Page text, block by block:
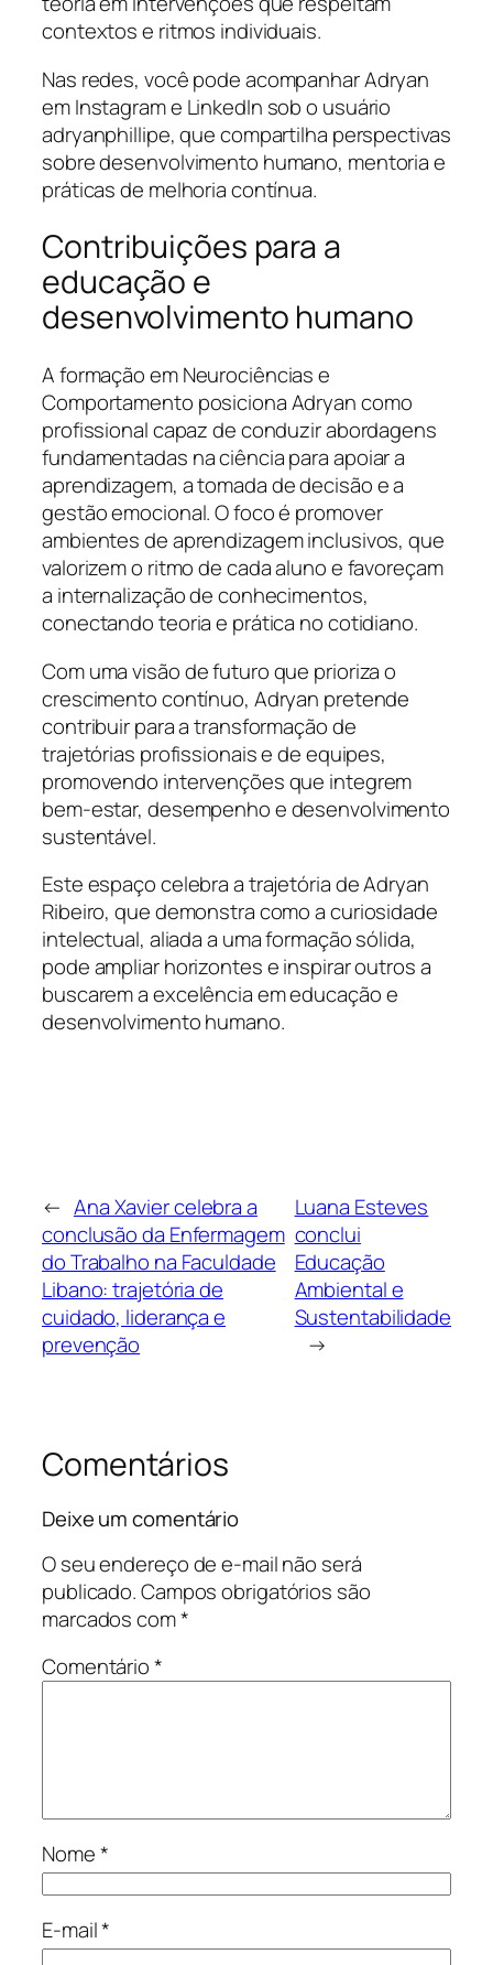
contextos e ritmos individuais.
Nas redes, você pode acompanhar Adryan
em Instagram e LinkedIn sob o usuário
adryanphillipe, que compartilha perspectivas
sobre desenvolvimento humano, mentoria e
práticas de melhoria contínua.
Contribuições para a
educação e
desenvolvimento humano
A formação em Neurociências e
Comportamento posiciona Adryan como
profissional capaz de conduzir abordagens
fundamentadas na ciência para apoiar a
aprendizagem, a tomada de decisão e a
gestão emocional. O foco é promover
ambientes de aprendizagem inclusivos, que
valorizem o ritmo de cada aluno e favoreçam
a internalização de conhecimentos,
conectando teoria e prática no cotidiano.
Com uma visão de futuro que prioriza o
crescimento contínuo, Adryan pretende
contribuir para a transformação de
trajetórias profissionais e de equipes,
promovendo intervenções que integrem
bem-estar, desempenho e desenvolvimento
sustentável.
Este espaço celebra a trajetória de Adryan
Ribeiro, que demonstra como a curiosidade
intelectual, aliada a uma formação sólida,
pode ampliar horizontes e inspirar outros a
buscarem a excelência em educação e
desenvolvimento humano.
← Ana Xavier celebra a
conclusão da Enfermagem
do Trabalho na Faculdade
Libano: trajetória de
cuidado, liderança e
prevenção
Luana Esteves
conclui
Educação
Ambiental e
Sustentabilidade
→
Comentários
Deixe um comentário
O seu endereço de e-mail não será
publicado.Campos obrigatórios são
marcados com*
Comentário*
Nome*
E-mail*